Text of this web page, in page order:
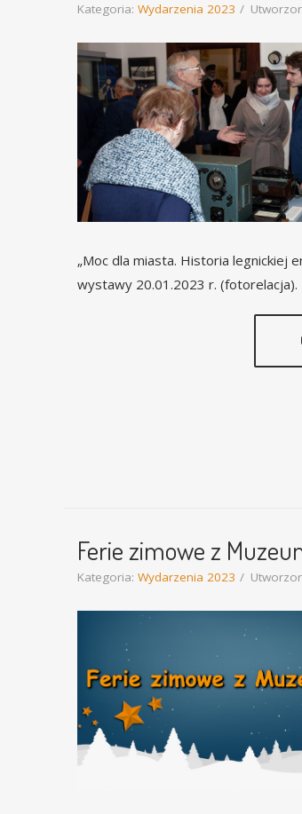
Kategoria: Wydarzenia 2023
„Moc dla miasta. Historia legnickiej
wystawy 20.01.2023 r. (fotorelacja).
Ferie zimowe z
Kategoria: Wydarzenia 2023